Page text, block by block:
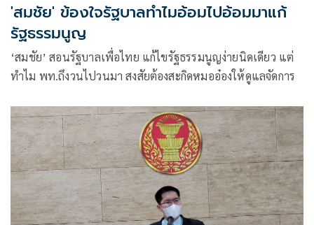
'สมชัย' ข้องใจรัฐบาลทำไมอ้อมไปอ้อมมาแก้
รัฐธรรมนูญ
‘สมชัย’ สอนรัฐบาลเพื่อไทย แก้ไขรัฐธรรมนูญง่ายนิดเดียว แต่
ทำไม พท.ถึงวนไปวนมา สงสัยต้องสะกิดหมออ๋องให้ดูแลจัดการ